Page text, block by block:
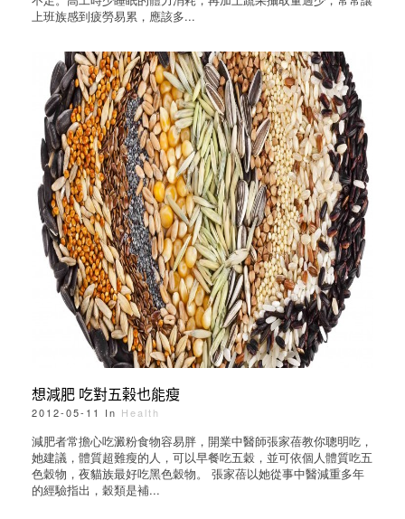
上班族感到疲勞易累，應該多...
想減肥 吃對五榖也能瘦
2012-05-11 In Health
減肥者常擔心吃澱粉食物容易胖，開業中醫師張家蓓教你聰明吃，
她建議，體質超難瘦的人，可以早餐吃五穀，並可依個人體質吃五
色穀物，夜貓族最好吃黑色穀物。 張家蓓以她從事中醫減重多年
的經驗指出，穀類是補...